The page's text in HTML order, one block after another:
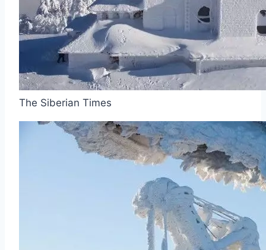
The Siberian Times